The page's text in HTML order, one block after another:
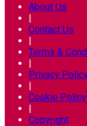
About Us
|
Contact Us
|
Terms &
|
Privacy
|
Cookie Policy
|
Copyright